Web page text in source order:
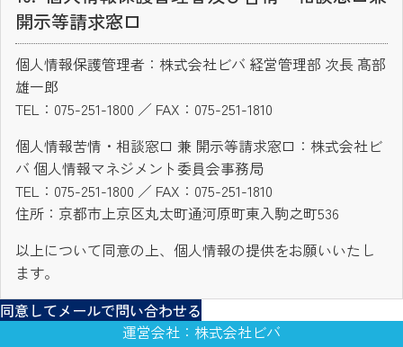
開示等請求窓口
個人情報保護管理者：株式会社ビバ 経営管理部 次長 髙部
雄一郎
TEL：075-251-1800 ／ FAX：075-251-1810
個人情報苦情・相談窓口 兼 開示等請求窓口：株式会社ビ
バ 個人情報マネジメント委員会事務局
TEL：075-251-1800 ／ FAX：075-251-1810
住所：京都市上京区丸太町通河原町東入駒之町536
以上について同意の上、個人情報の提供をお願いいたし
ます。
同意してメールで問い合わせる
運営会社：株式会社ビバ